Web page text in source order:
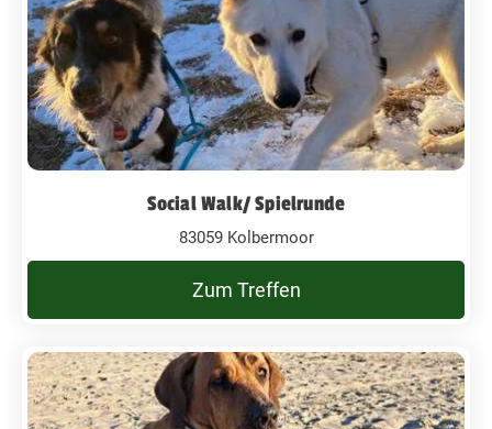
Social Walk/ Spielrunde
83059 Kolbermoor
Zum Treffen